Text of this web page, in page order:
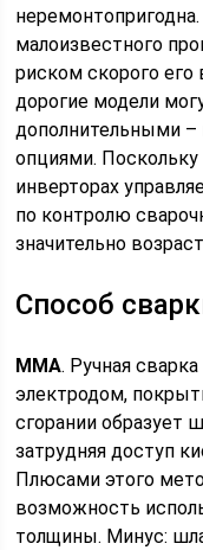
малоизвестного
риском скорого его
дорогие модели
дополнительными
опциями.
инверторах
по контролю
значительно
Способ
MMA. Ручная
электродом,
сгорании образует
затрудняя доступ
Плюсами этого
возможность
толщины. Минус: